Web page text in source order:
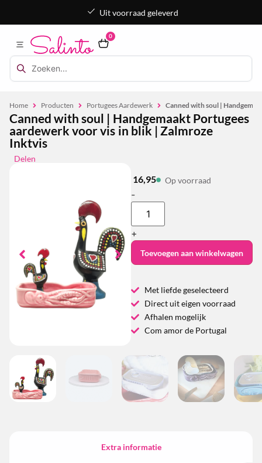
Uit voorraad geleverd
0
Home Producten Portugees Aardewerk Canned with soul |
Canned with soul | Handgemaakt Portugees
aardewerk voor vis in blik | Zalmroze
Inktvis
Delen
16,95 Op voorraad
-
+
Toevoegen aan winkelwagen
Met liefde geselecteerd
Direct uit eigen voorraad
Afhalen mogelijk
Com amor de Portugal
Extra informatie